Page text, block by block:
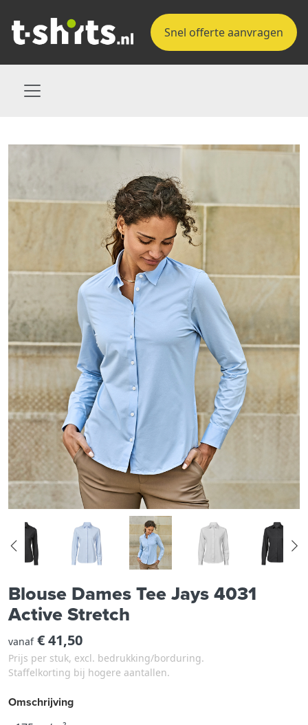
Snel offerte aanvragen
Blouse Dames Tee Jays 4031
Active Stretch
vanaf€ 41,50
Prijs per stuk, excl. bedrukking/borduring.
Staffelkorting bij hogere aantallen.
Omschrijving